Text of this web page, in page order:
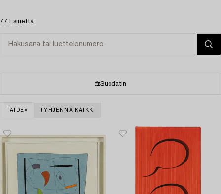
77 Esinettä
Suodatin
TAIDE TYHJENNÄ KAIKKI